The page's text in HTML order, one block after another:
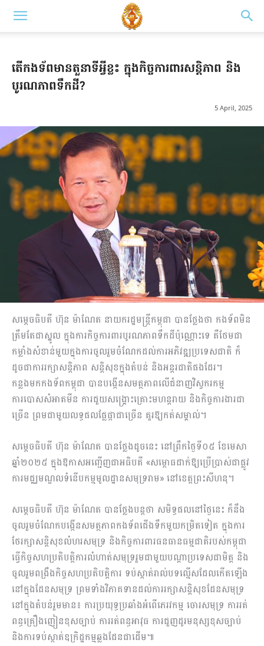
តើកងទ័ពមានតួនាទីអ្វីខ្លះ ក្នុងកិច្ចការពារសន្តិភាព និង
បូរណភាពទឹកដី?
5 April, 2025
សម្តេចធិបតី ហ៊ុន ម៉ាណែត នាយករដ្ឋមន្ត្រីកម្ពុជា បានថ្លែងថា កងទ័ពមិន
ត្រឹមតែជាស្នូល ក្នុងការកិច្ចការពារបូរណភាពទឹកដីប៉ុណ្ណោះទេ គឺថែមជា
កម្លាំងសំខាន់មួយក្នុងការចូលរួមចំណែកដល់ការអភិវឌ្ឍប្រទេសជាតិ ក៏
ដូចជាការរក្សាសន្តិភាព សន្តិសុខក្នុងតំបន់ និងអន្តរជាតិផងដែរ។
កន្លងមកកងទ័ពកម្ពុជា បានបង្កើនសមត្ថភាពលើជំនាញវិស្វករកម្ម
ការបោសសំអាតមីន ការជួយសង្គ្រោះគ្រោះមហន្តរាយ និងកិច្ចការងារជា
ច្រើន ព្រមជាមួយលទ្ធផលផ្លែផ្កាជាច្រើន គួរឱ្យកត់សម្គាល់។
សម្តេចធិបតី ហ៊ុន ម៉ាណែត បានថ្លែងដូចនេះ នៅព្រឹកថ្ងៃទី០៥ ខែមេសា
ឆ្នាំ២០២៥ ក្នុងឱកាសអញ្ជើញជាអធិបតី «សម្ពោធដាក់ឱ្យប្រើប្រាស់ជាផ្លូវ
ការមជ្ឈមណ្ឌលទំនើបកម្មមូលដ្ឋានសមុទ្ររាម» នៅខេត្តព្រះសីហនុ។
សម្តេចធិបតី ហ៊ុន ម៉ាណែត បានថ្លែងបន្តថា សមិទ្ធផលនៅថ្ងៃនេះ ក៏នឹង
ចូលរួមចំណែកបង្កើនសមត្ថភាពកងទ័ពជើងទឹកមួយកម្រិតទៀត ក្នុងការ
ថែរក្សាសន្តិសុខលំហរសមុទ្រ និងកិច្ចការពារធនធានធម្មជាតិរបស់កម្ពុជា
ធ្វើកិច្ចសហប្រតិបត្តិការលំហាត់សមុទ្ររួមជាមួយបណ្តាប្រទេសជាមិត្ត និង
ចូលរួមពង្រឹងកិច្ចសហប្រតិបត្តិការ ទប់ស្កាត់រាល់បទល្មើសដែលកើតឡើង
នៅក្នុងដែនសមុទ្រ ព្រមទាំងវិភាគទានដល់ការរក្សាសន្តិសុខដែនសមុទ្រ
នៅក្នុងតំបន់រួមមាន៖ ការប្រយុទ្ធប្រឆាំងអំពើភេរវកម្ម ចោរសមុទ្រ ការរត់
ពន្ធគ្រឿងញៀនខុសច្បាប់ ការរត់ពន្ធអាវុធ ការជួញដូរមនុស្សខុសច្បាប់
និងការទប់ស្កាត់ឧក្រិដ្ឋកម្មឆ្លងដែនជាដើម៕